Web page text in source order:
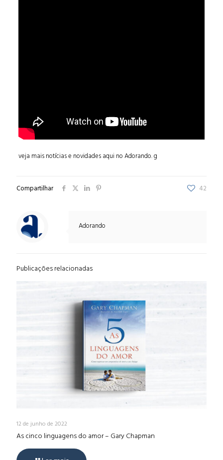
veja mais notícias e novidades aqui no Adorando.g
Compartilhar 42
Adorando
Publicações relacionadas
12 de junho de 2022
As cinco linguagens do amor – Gary Chapman